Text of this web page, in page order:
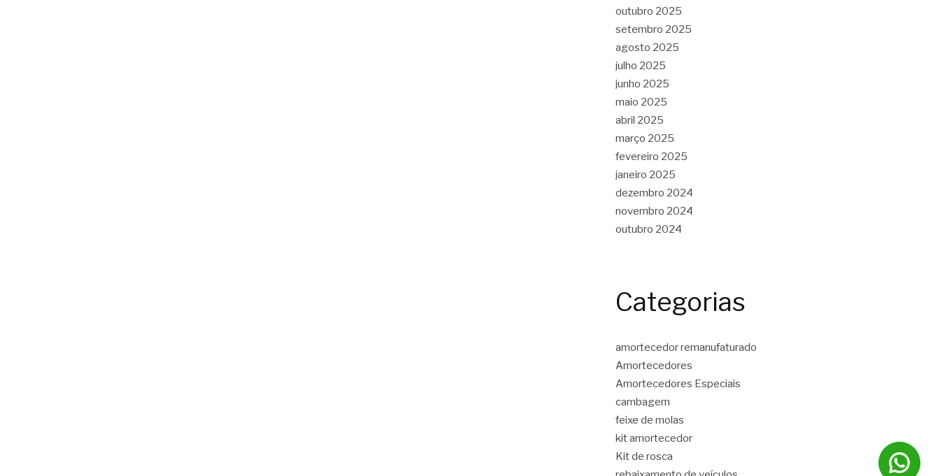
outubro 2025
setembro 2025
agosto 2025
julho 2025
junho 2025
maio 2025
abril 2025
março 2025
fevereiro 2025
janeiro 2025
dezembro 2024
novembro 2024
outubro 2024
Categorias
amortecedor remanufaturado
Amortecedores
Amortecedores Especiais
cambagem
feixe de molas
kit amortecedor
Kit de rosca